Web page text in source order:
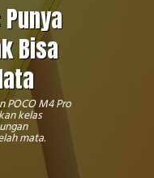
Punya
Bisa
POCO M4 Pro
kelas
mata.